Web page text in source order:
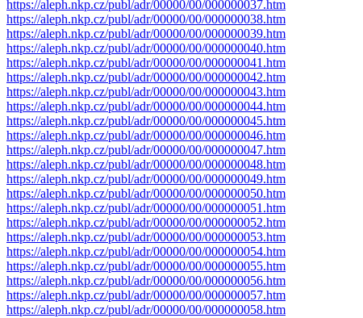
https://aleph.nkp.cz/publ/adr/00000/00/000000037.htm
https://aleph.nkp.cz/publ/adr/00000/00/000000038.htm
https://aleph.nkp.cz/publ/adr/00000/00/000000039.htm
https://aleph.nkp.cz/publ/adr/00000/00/000000040.htm
https://aleph.nkp.cz/publ/adr/00000/00/000000041.htm
https://aleph.nkp.cz/publ/adr/00000/00/000000042.htm
https://aleph.nkp.cz/publ/adr/00000/00/000000043.htm
https://aleph.nkp.cz/publ/adr/00000/00/000000044.htm
https://aleph.nkp.cz/publ/adr/00000/00/000000045.htm
https://aleph.nkp.cz/publ/adr/00000/00/000000046.htm
https://aleph.nkp.cz/publ/adr/00000/00/000000047.htm
https://aleph.nkp.cz/publ/adr/00000/00/000000048.htm
https://aleph.nkp.cz/publ/adr/00000/00/000000049.htm
https://aleph.nkp.cz/publ/adr/00000/00/000000050.htm
https://aleph.nkp.cz/publ/adr/00000/00/000000051.htm
https://aleph.nkp.cz/publ/adr/00000/00/000000052.htm
https://aleph.nkp.cz/publ/adr/00000/00/000000053.htm
https://aleph.nkp.cz/publ/adr/00000/00/000000054.htm
https://aleph.nkp.cz/publ/adr/00000/00/000000055.htm
https://aleph.nkp.cz/publ/adr/00000/00/000000056.htm
https://aleph.nkp.cz/publ/adr/00000/00/000000057.htm
https://aleph.nkp.cz/publ/adr/00000/00/000000058.htm